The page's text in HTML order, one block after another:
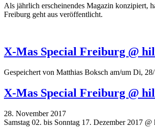
Als jährlich erscheinendes Magazin konzipiert,
Freiburg geht aus veröffentlicht.
X-Mas Special Freiburg @
Gespeichert von Matthias Boksch am/um Di,
X-Mas Special Freiburg @
28. November 2017
Samstag 02. bis Sonntag 17. Dezember 2017